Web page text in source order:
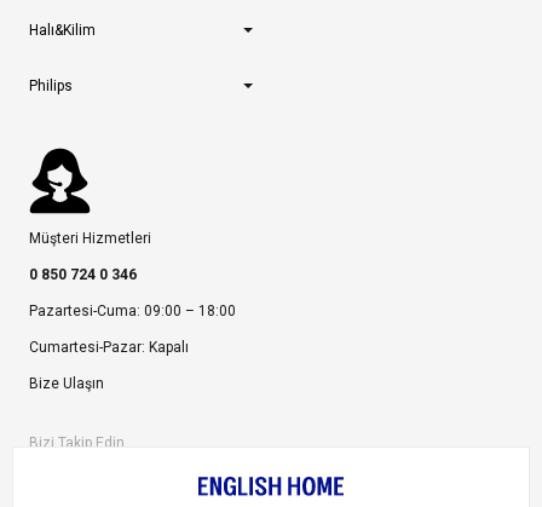
Halı&Kilim
Philips
Müşteri Hizmetleri
0 850 724 0 346
Pazartesi-Cuma: 09:00 – 18:00
Cumartesi-Pazar: Kapalı
Bize Ulaşın
Bizi Takip Edin